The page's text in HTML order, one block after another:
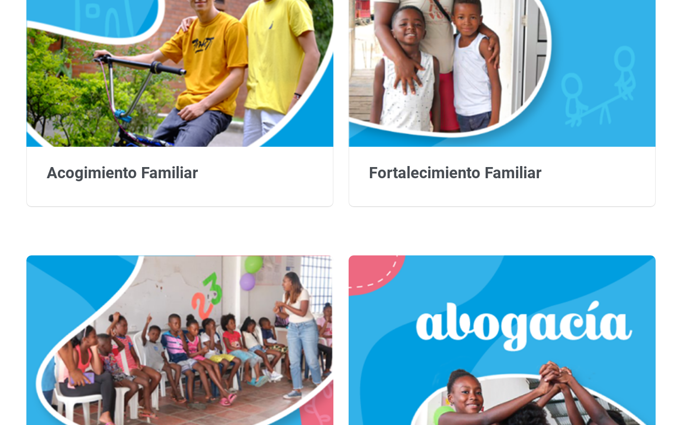
Acogimiento Familiar Fortalecimiento Familiar